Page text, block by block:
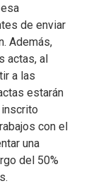
de enviar
Además,
actas, al
a las
estarán
inscrito
con el
una
del 50%